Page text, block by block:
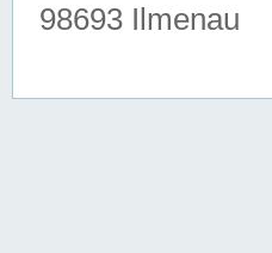
98693 Ilmenau